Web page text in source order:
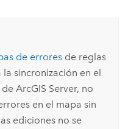
de erroresde reglas
sincronización en el
de ArcGIS Server, no
en el mapa sin
ediciones no se